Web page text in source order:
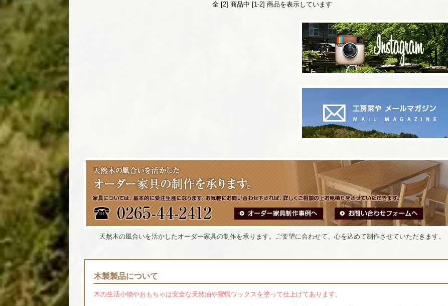
全 [2] 商品中 [1-2] 商品を表示しています
天然木の風合いを活かしたオーダー家具の制作を承ります。ご要望に合わせて、心を込めて制作させていただきます。
木製製品について
木の生活小物やおもちゃは安全な天然油や蜜蝋ワックスを塗って仕上げてあります。